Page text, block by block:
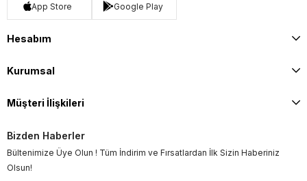
App Store Google Play
Hesabım
Kurumsal
Müşteri İlişkileri
Bizden Haberler
Bültenimize Üye Olun ! Tüm İndirim ve Fırsatlardan İlk Sizin Haberiniz
Olsun!